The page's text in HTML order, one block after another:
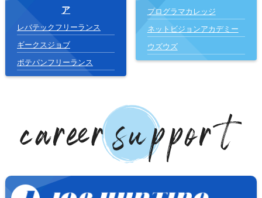
ア
レバテックフリーランス
ギークスジョブ
ポテパンフリーランス
プログラマカレッジ
ネットビジョンアカデミー
ウズウズ